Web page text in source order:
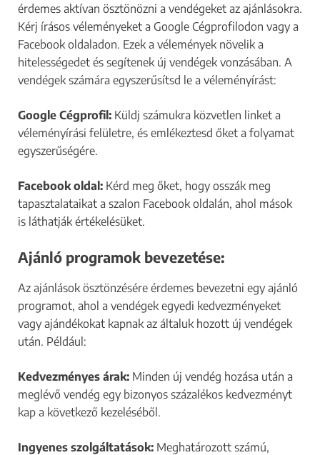
érdemes aktívan ösztönözni a vendégeket az ajánlásokra.
Kérj írásos véleményeket a Google Cégprofilodon vagy a
Facebook oldaladon. Ezek a vélemények növelik a
hitelességedet és segítenek új vendégek vonzásában. A
vendégek számára egyszerűsítsd le a véleményírást:​
Google Cégprofil: Küldj számukra közvetlen linket a
véleményírási felületre, és emlékeztesd őket a folyamat
egyszerűségére.​
Facebook oldal: Kérd meg őket, hogy osszák meg
tapasztalataikat a szalon Facebook oldalán, ahol mások
is láthatják értékelésüket.​
Ajánló programok bevezetése:
Az ajánlások ösztönzésére érdemes bevezetni egy ajánló
programot, ahol a vendégek egyedi kedvezményeket
vagy ajándékokat kapnak az általuk hozott új vendégek
után. Például:​
Kedvezményes árak: Minden új vendég hozása után a
meglévő vendég egy bizonyos százalékos kedvezményt
kap a következő kezeléséből.​
Ingyenes szolgáltatások: Meghatározott számú,